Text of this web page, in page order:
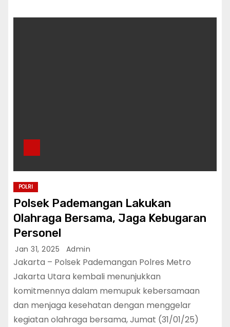
POLRI
Polsek Pademangan Lakukan
Olahraga Bersama, Jaga Kebugaran
Personel
Jan 31, 2025 Admin
Jakarta – Polsek Pademangan Polres Metro
Jakarta Utara kembali menunjukkan
komitmennya dalam memupuk kebersamaan
dan menjaga kesehatan dengan menggelar
kegiatan olahraga bersama, Jumat (31/01/25)